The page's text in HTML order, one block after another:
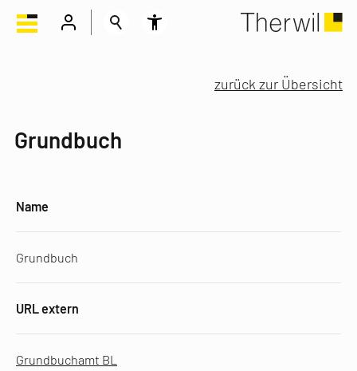
zurück zur Übersicht
Grundbuch
Name
Grundbuch
URL extern
Grundbuchamt BL